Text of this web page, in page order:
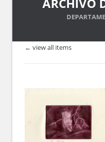
← view all items